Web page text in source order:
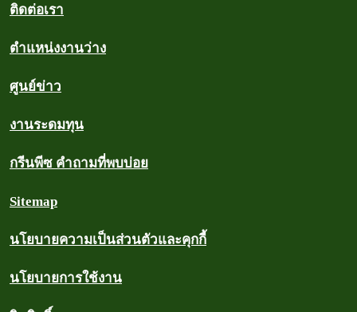
ติดต่อเรา
ตำแหน่งงานว่าง
ศูนย์ข่าว
งานระดมทุน
กรีนพีซ คำถามที่พบบ่อย
Sitemap
นโยบายความเป็นส่วนตัวและคุกกี้
นโยบายการใช้งาน